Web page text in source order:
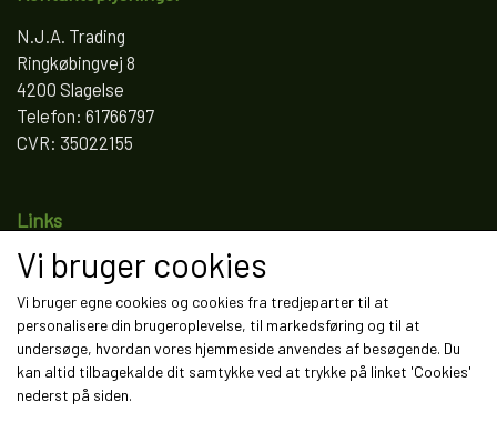
N.J.A. Trading
Ringkøbingvej 8
4200 Slagelse
Telefon: 61766797
CVR: 35022155
Links
Salgs- og leveringsbetingelser
Fortrydelse og reklamation
Kunde login
Om os
Kontakt
Vi bruger cookies
Vi bruger egne cookies og cookies fra tredjeparter til at
personalisere din brugeroplevelse, til markedsføring og til at
undersøge, hvordan vores hjemmeside anvendes af besøgende. Du
kan altid tilbagekalde dit samtykke ved at trykke på linket 'Cookies'
nederst på siden.